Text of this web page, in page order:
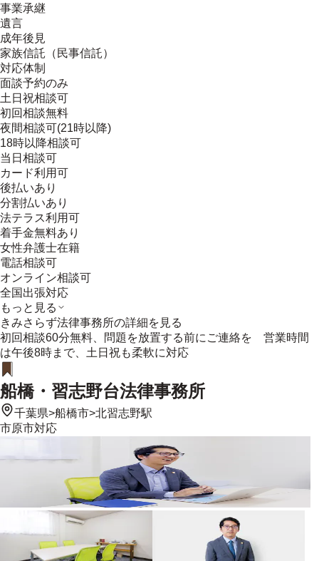
事業承継
遺言
成年後見
家族信託（民事信託）
対応体制
面談予約のみ
土日祝相談可
初回相談無料
夜間相談可(21時以降)
18時以降相談可
当日相談可
カード利用可
後払いあり
分割払いあり
法テラス利用可
着手金無料あり
女性弁護士在籍
電話相談可
オンライン相談可
全国出張対応
もっと見る
きみさらず法律事務所の詳細を見る
初回相談60分無料、問題を放置する前にご連絡を 営業時間
は午後8時まで、土日祝も柔軟に対応
船橋・習志野台法律事務所
千葉県>船橋市>北習志野駅
市原市対応